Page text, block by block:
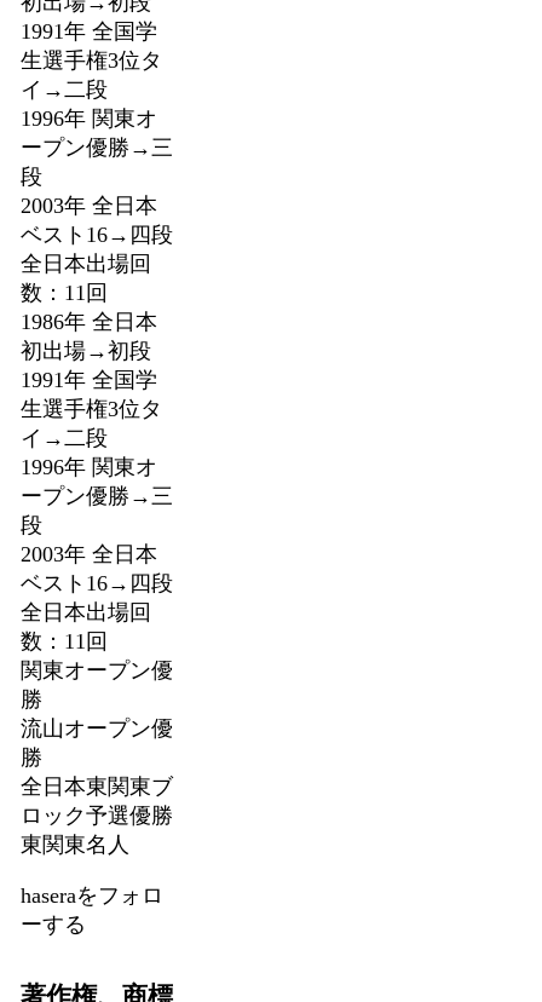
1991年 全国学
生選手権3位タ
イ→二段
1996年 関東オ
ープン優勝→三
段
2003年 全日本
ベスト16→四段
全日本出場回
数：11回
1986年 全日本
初出場→初段
1991年 全国学
生選手権3位タ
イ→二段
1996年 関東オ
ープン優勝→三
段
2003年 全日本
ベスト16→四段
全日本出場回
数：11回
関東オープン優
勝
流山オープン優
勝
全日本東関東ブ
ロック予選優勝
東関東名人
haseraをフォロ
ーする
著作権、商標